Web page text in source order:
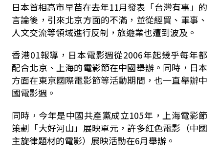
日本首相高市早苗在去年11月發表「台灣有事」的
言論後，引來北京方面的不滿，並從經貿、軍事、
人文交流等領域進行反制，旅遊業也遭到波及。
香港01報導，日本電影週從2006年起幾乎每年都
配合北京、上海的電影節在中國舉辦。同時，日本
方面在東京國際電影節等活動期間，也一直舉辦中
國電影週。
同時，今年是中國共產黨成立105年，上海電影節
策劃「大好河山」展映單元，許多紅色電影（中國
主旋律題材的電影）展映活動在6月舉辦。